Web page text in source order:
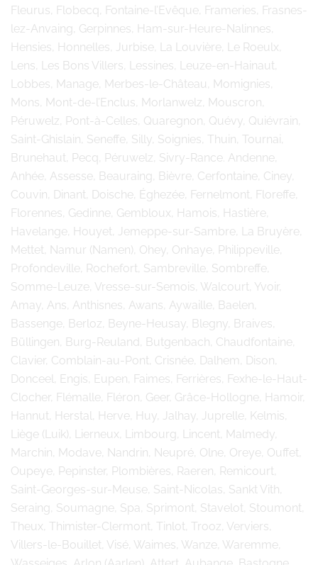
Fleurus, Flobecq, Fontaine-l’Evêque, Frameries, Frasnes-
lez-Anvaing, Gerpinnes, Ham-sur-Heure-Nalinnes,
Hensies, Honnelles, Jurbise, La Louvière, Le Roeulx,
Lens, Les Bons Villers, Lessines, Leuze-en-Hainaut,
Lobbes, Manage, Merbes-le-Château, Momignies,
Mons, Mont-de-l’Enclus, Morlanwelz, Mouscron,
Péruwelz, Pont-à-Celles, Quaregnon, Quévy, Quiévrain,
Saint-Ghislain, Seneffe, Silly, Soignies, Thuin, Tournai,
Brunehaut, Pecq, Péruwelz, Sivry-Rance. Andenne,
Anhée, Assesse, Beauraing, Bièvre, Cerfontaine, Ciney,
Couvin, Dinant, Doische, Éghezée, Fernelmont, Floreffe,
Florennes, Gedinne, Gembloux, Hamois, Hastière,
Havelange, Houyet, Jemeppe-sur-Sambre, La Bruyère,
Mettet, Namur (Namen), Ohey, Onhaye, Philippeville,
Profondeville, Rochefort, Sambreville, Sombreffe,
Somme-Leuze, Vresse-sur-Semois, Walcourt, Yvoir,
Amay, Ans, Anthisnes, Awans, Aywaille, Baelen,
Bassenge, Berloz, Beyne-Heusay, Blegny, Braives,
Büllingen, Burg-Reuland, Butgenbach, Chaudfontaine,
Clavier, Comblain-au-Pont, Crisnée, Dalhem, Dison,
Donceel, Engis, Eupen, Faimes, Ferrières, Fexhe-le-Haut-
Clocher, Flémalle, Fléron, Geer, Grâce-Hollogne, Hamoir,
Hannut, Herstal, Herve, Huy, Jalhay, Juprelle, Kelmis,
Liège (Luik), Lierneux, Limbourg, Lincent, Malmedy,
Marchin, Modave, Nandrin, Neupré, Olne, Oreye, Ouffet,
Oupeye, Pepinster, Plombières, Raeren, Remicourt,
Saint-Georges-sur-Meuse, Saint-Nicolas, Sankt Vith,
Seraing, Soumagne, Spa, Sprimont, Stavelot, Stoumont,
Theux, Thimister-Clermont, Tinlot, Trooz, Verviers,
Villers-le-Bouillet, Visé, Waimes, Wanze, Waremme,